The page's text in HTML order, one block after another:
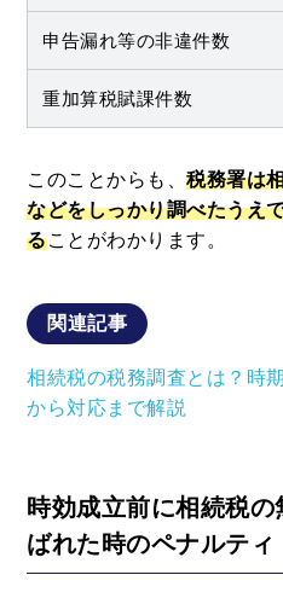
申告漏れ等の非違件数
重加算税賦課件数
このことからも、税務署は
などをしっかり調べたうえ
ることがわかります。
関連記事
相続税の税務調査とは？時
から対応まで解説
時効成立前に相続税
ばれた時のペナルティ